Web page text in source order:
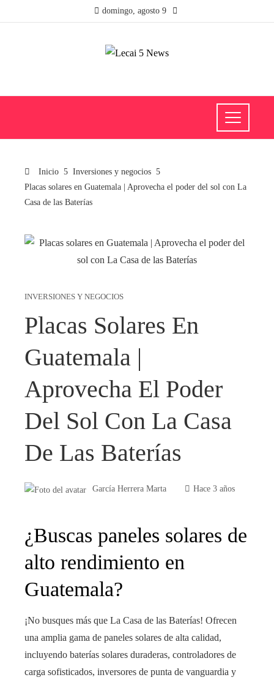
domingo, agosto 9
Inicio
Inversiones y negocios
Placas solares en Guatemala | Aprovecha el poder del sol con La
Casa de las Baterías
INVERSIONES Y NEGOCIOS
Placas Solares En
Guatemala |
Aprovecha El Poder
Del Sol Con La Casa
De Las Baterías
García Herrera Marta Hace 3 años
¿Buscas paneles solares de
alto rendimiento en
Guatemala?
¡No busques más que La Casa de las Baterías! Ofrecen
una amplia gama de paneles solares de alta calidad,
incluyendo baterías solares duraderas, controladores de
carga sofisticados, inversores de punta de vanguardia y